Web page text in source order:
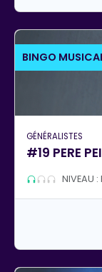
BINGO
GÉNÉRALISTES
#19 PERE
NIVEAU :